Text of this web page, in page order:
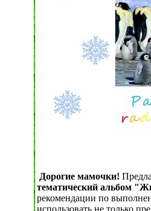
Дорогие мамочки!
тематический альбом
рекомендации по
использовать не только